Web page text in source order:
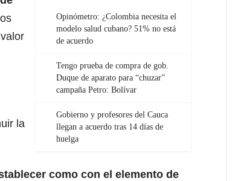
Opinómetro: ¿Colombia necesita el
modelo salud cubano? 51% no está
de acuerdo
Tengo prueba de compra de gob.
Duque de aparato para “chuzar”
campaña Petro: Bolívar
Gobierno y profesores del Cauca
llegan a acuerdo tras 14 días de
huelga
la
como con el elemento de